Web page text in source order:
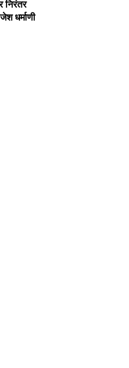
निरंतर
धर्माणी